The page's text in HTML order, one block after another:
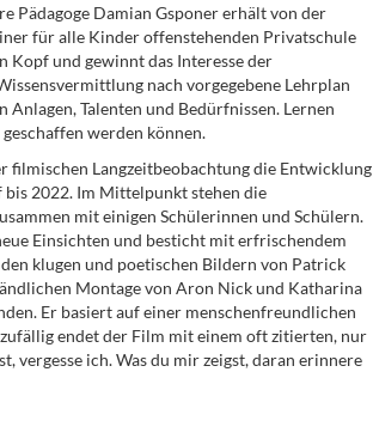
Pädagoge Damian Gsponer erhält von der
für alle Kinder offenstehenden Privatschule
Kopf und gewinnt das Interesse der
nach vorgegebene Lehrplan
Talenten und Bedürfnissen. Lernen
werden können.
Langzeitbeobachtung die Entwicklung
2022. Im Mittelpunkt stehen die
mit einigen Schülerinnen und Schülern.
Einsichten und besticht mit erfrischendem
klugen und poetischen Bildern von Patrick
Montage von Aron Nick und Katharina
Er basiert auf einer menschenfreundlichen
endet der Film mit einem oft zitierten, nur
vergesse ich. Was du mir zeigst, daran erinnere